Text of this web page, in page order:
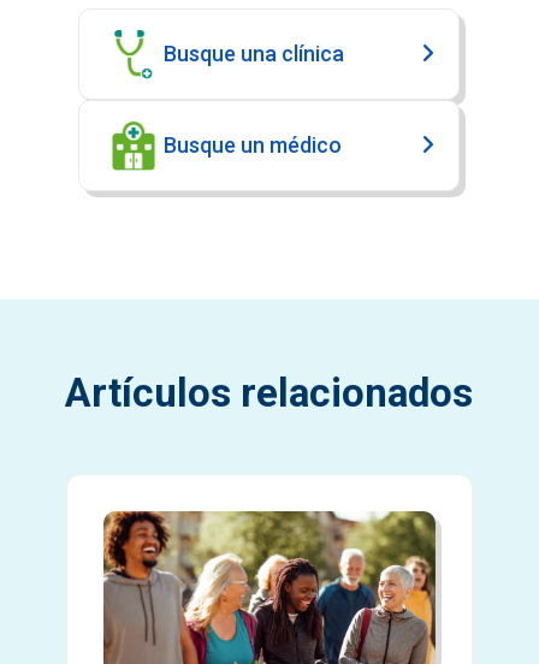
Busque una clínica
Busque un médico
Artículos relacionados